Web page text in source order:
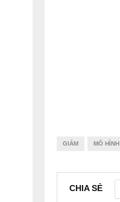
GIẢM MÔ HÌNH
CHIA SẺ